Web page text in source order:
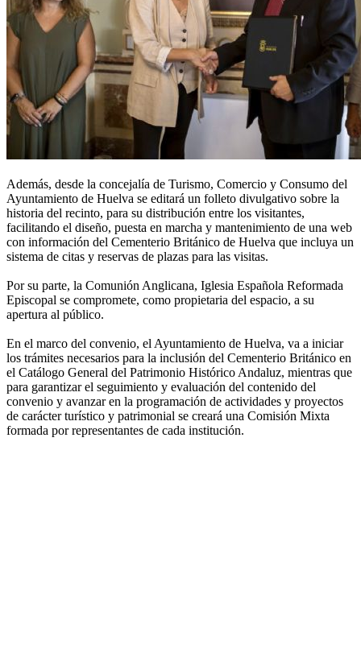
Además, desde la concejalía de Turismo, Comercio y Consumo del
Ayuntamiento de Huelva se editará un folleto divulgativo sobre la
historia del recinto, para su distribución entre los visitantes,
facilitando el diseño, puesta en marcha y mantenimiento de una web
con información del Cementerio Británico de Huelva que incluya un
sistema de citas y reservas de plazas para las visitas.
Por su parte, la Comunión Anglicana, Iglesia Española Reformada
Episcopal se compromete, como propietaria del espacio, a su
apertura al público.
En el marco del convenio, el Ayuntamiento de Huelva, va a iniciar
los trámites necesarios para la inclusión del Cementerio Británico en
el Catálogo General del Patrimonio Histórico Andaluz, mientras que
para garantizar el seguimiento y evaluación del contenido del
convenio y avanzar en la programación de actividades y proyectos
de carácter turístico y patrimonial se creará una Comisión Mixta
formada por representantes de cada institución.